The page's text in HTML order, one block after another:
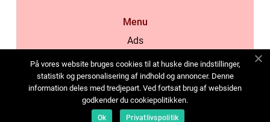
Menu
Ads
Cookies
Contact
Sitemap
På vores website bruges cookies til at huske dine indstillinger,
statistik og personalisering af indhold og annoncer. Denne
information deles med tredjepart. Ved fortsat brug af websiden
godkender du cookiepolitikken.
Ok Privatlivspolitik